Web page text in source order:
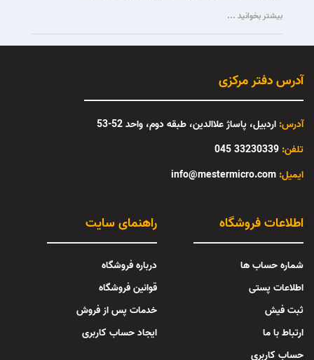
بیشتر بخوانید ...
آدرس دفتر مرکزی
آدرس: اردبیل، پاساژ علاالدین، طبقه دوم، واحد 52-53
تلفن: 33230339 045
info@mestermicro.com :ایمیل
راهنمای سایت
درباره فروشگاه
قوانین فروشگاه
خدمات پس از فروش
ایجاد حساب کاربری
اطلاعات فروشگاه
شماره حساب ها
اطلاعات پستی
ثبت فیش
ارتباط با ما
حساب کاربری